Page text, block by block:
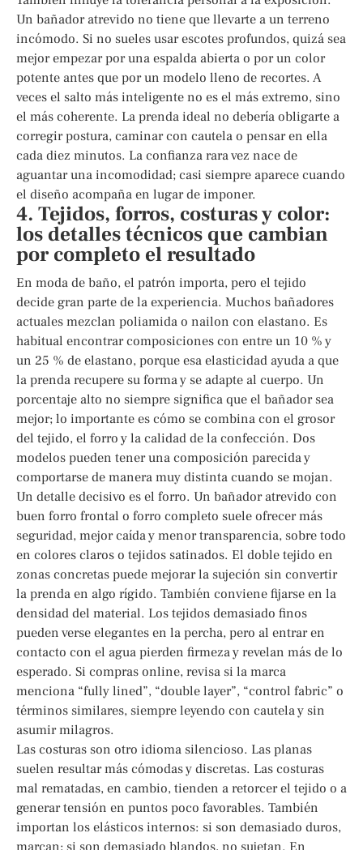
Un bañador atrevido no tiene que llevarte a un terreno
incómodo. Si no sueles usar escotes profundos, quizá sea
mejor empezar por una espalda abierta o por un color
potente antes que por un modelo lleno de recortes. A
veces el salto más inteligente no es el más extremo, sino
el más coherente. La prenda ideal no debería obligarte a
corregir postura, caminar con cautela o pensar en ella
cada diez minutos. La confianza rara vez nace de
aguantar una incomodidad; casi siempre aparece cuando
el diseño acompaña en lugar de imponer.
4. Tejidos, forros, costuras y color:
los detalles técnicos que cambian
por completo el resultado
En moda de baño, el patrón importa, pero el tejido
decide gran parte de la experiencia. Muchos bañadores
actuales mezclan poliamida o nailon con elastano. Es
habitual encontrar composiciones con entre un 10 % y
un 25 % de elastano, porque esa elasticidad ayuda a que
la prenda recupere su forma y se adapte al cuerpo. Un
porcentaje alto no siempre significa que el bañador sea
mejor; lo importante es cómo se combina con el grosor
del tejido, el forro y la calidad de la confección. Dos
modelos pueden tener una composición parecida y
comportarse de manera muy distinta cuando se mojan.
Un detalle decisivo es el forro. Un bañador atrevido con
buen forro frontal o forro completo suele ofrecer más
seguridad, mejor caída y menor transparencia, sobre todo
en colores claros o tejidos satinados. El doble tejido en
zonas concretas puede mejorar la sujeción sin convertir
la prenda en algo rígido. También conviene fijarse en la
densidad del material. Los tejidos demasiado finos
pueden verse elegantes en la percha, pero al entrar en
contacto con el agua pierden firmeza y revelan más de lo
esperado. Si compras online, revisa si la marca
menciona “fully lined”, “double layer”, “control fabric” o
términos similares, siempre leyendo con cautela y sin
asumir milagros.
Las costuras son otro idioma silencioso. Las planas
suelen resultar más cómodas y discretas. Las costuras
mal rematadas, en cambio, tienden a retorcer el tejido o a
generar tensión en puntos poco favorables. También
importan los elásticos internos: si son demasiado duros,
marcan; si son demasiado blandos, no sujetan. En